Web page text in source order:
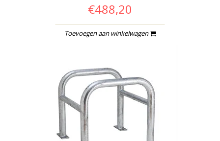
€488,20
Toevoegen aan winkelwagen